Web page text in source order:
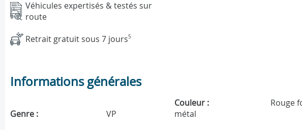
Véhicules expertisés & testés sur
route
Retrait gratuit sous 7 jours5
Informations générales
Genre : VP
Couleur :
Rouge
métal